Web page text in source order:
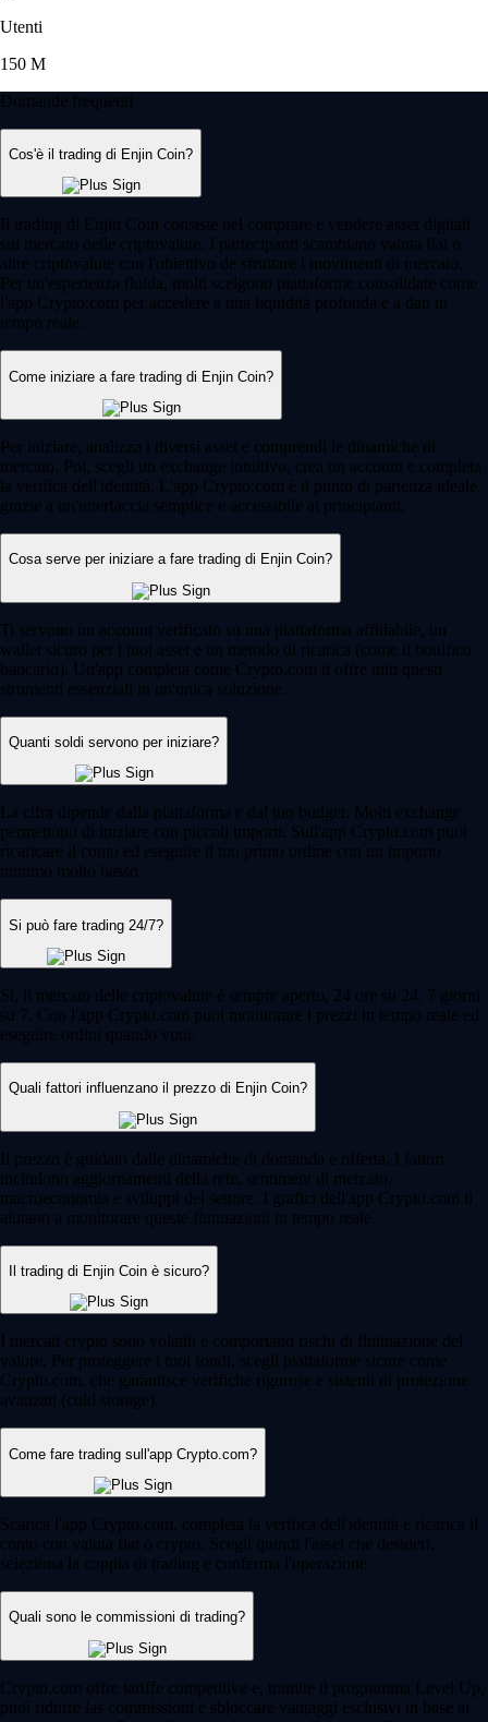
Utenti
150 M
Domande frequenti
Cos'è il trading di Enjin Coin?
Il trading di Enjin Coin consiste nel comprare e vendere asset digitali
sul mercato delle criptovalute. I partecipanti scambiano valuta fiat o
altre criptovalute con l'obiettivo de sfruttare i movimenti di mercato.
Per un'esperienza fluida, molti scelgono piattaforme consolidate come
l'app Crypto.com per accedere a una liquidità profonda e a dati in
tempo reale.
Come iniziare a fare trading di Enjin Coin?
Per iniziare, analizza i diversi asset e comprendi le dinamiche di
mercato. Poi, scegli un exchange intuitivo, crea un account e completa
la verifica dell'identità. L'app Crypto.com è il punto di partenza ideale,
grazie a un'interfaccia semplice e accessibile ai principianti.
Cosa serve per iniziare a fare trading di Enjin Coin?
Ti servono un account verificato su una piattaforma affidabile, un
wallet sicuro per i tuoi asset e un metodo di ricarica (come il bonifico
bancario). Un'app completa come Crypto.com ti offre tutti questi
strumenti essenziali in un'unica soluzione.
Quanti soldi servono per iniziare?
La cifra dipende dalla piattaforma e dal tuo budget. Molti exchange
permettono di iniziare con piccoli importi. Sull'app Crypto.com puoi
ricaricare il conto ed eseguire il tuo primo ordine con un importo
minimo molto basso.
Si può fare trading 24/7?
Sì, il mercato delle criptovalute è sempre aperto, 24 ore su 24, 7 giorni
su 7. Con l'app Crypto.com puoi monitorare i prezzi in tempo reale ed
eseguire ordini quando vuoi.
Quali fattori influenzano il prezzo di Enjin Coin?
Il prezzo è guidato dalle dinamiche di domanda e offerta. I fattori
includono aggiornamenti della rete, sentiment di mercato,
macroeconomia e sviluppi del settore. I grafici dell'app Crypto.com ti
aiutano a monitorare queste fluttuazioni in tempo reale.
Il trading di Enjin Coin è sicuro?
I mercati crypto sono volatili e comportano rischi di fluttuazione del
valore. Per proteggere i tuoi fondi, scegli piattaforme sicure come
Crypto.com, che garantisce verifiche rigorose e sistemi di protezione
avanzati (cold storage).
Come fare trading sull'app Crypto.com?
Scarica l'app Crypto.com, completa la verifica dell'identità e ricarica il
conto con valuta fiat o crypto. Scegli quindi l'asset che desideri,
seleziona la coppia di trading e conferma l'operazione.
Quali sono le commissioni di trading?
Crypto.com offre tariffe competitive e, tramite il programma Level Up,
puoi ridurre las commissioni e sbloccare vantaggi esclusivi in base ai